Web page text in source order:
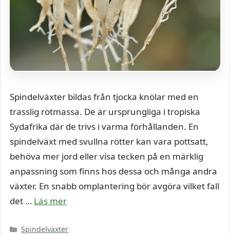
Spindelväxter bildas från tjocka knölar med en
trasslig rotmassa. De är ursprungliga i tropiska
Sydafrika där de trivs i varma förhållanden. En
spindelväxt med svullna rötter kan vara pottsatt,
behöva mer jord eller visa tecken på en märklig
anpassning som finns hos dessa och många andra
växter. En snabb omplantering bör avgöra vilket fall
det … Läs mer
Kategorier
Spindelväxter